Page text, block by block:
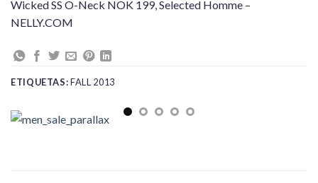
Wicked SS O-Neck NOK 199, Selected Homme –
NELLY.COM
ETIQUETAS:FALL 2013